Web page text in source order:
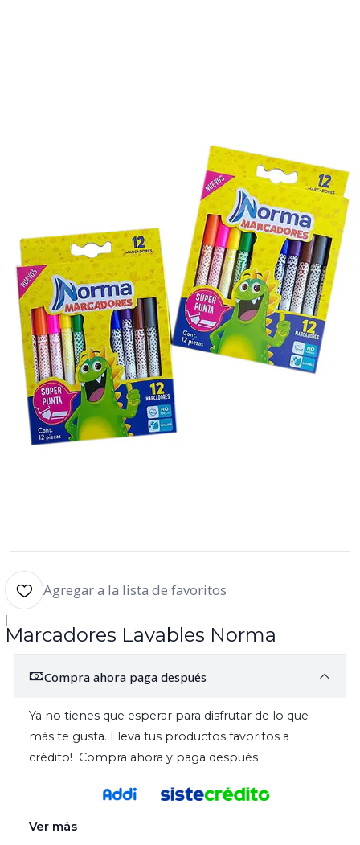
Agregar a la lista de favoritos
|
Marcadores Lavables Norma
Compra ahora paga después
Ya no tienes que esperar para disfrutar de lo que
más te gusta. Lleva tus productos favoritos a
crédito! Compra ahora y paga después
Ver más